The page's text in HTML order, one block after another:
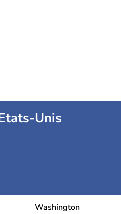
Unis
Washington